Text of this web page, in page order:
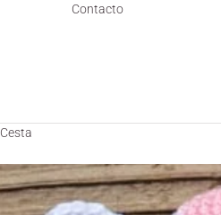
Contacto
Cesta